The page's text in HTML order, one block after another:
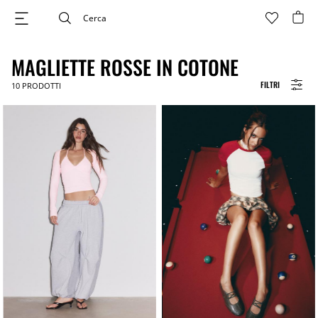
FILTRI
MAGLIETTE ROSSE IN COTONE
10 PRODOTTI